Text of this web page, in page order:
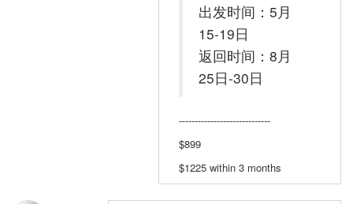
出发时间：5月
15-19日
返回时间：8月
25日-30日
-----------------------------
$899
$1225 within 3 months